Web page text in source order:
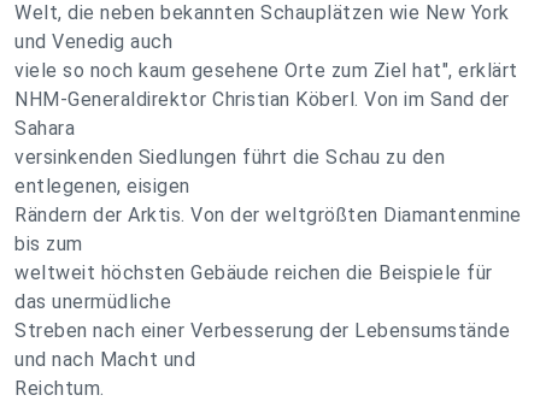
Welt, die neben bekannten Schauplätzen wie New York
und Venedig auch
viele so noch kaum gesehene Orte zum Ziel hat", erklärt
NHM-Generaldirektor Christian Köberl. Von im Sand der
Sahara
versinkenden Siedlungen führt die Schau zu den
entlegenen, eisigen
Rändern der Arktis. Von der weltgrößten Diamantenmine
bis zum
weltweit höchsten Gebäude reichen die Beispiele für
das unermüdliche
Streben nach einer Verbesserung der Lebensumstände
und nach Macht und
Reichtum.